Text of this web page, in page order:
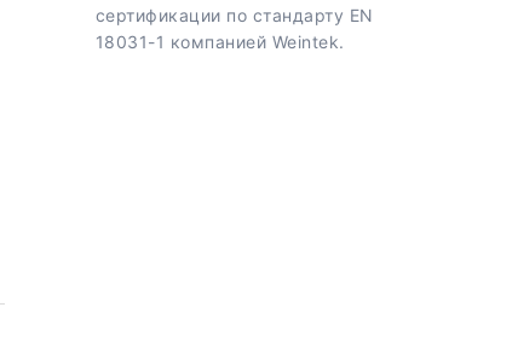
сертификации по стандарту EN
18031-1 компанией Weintek.